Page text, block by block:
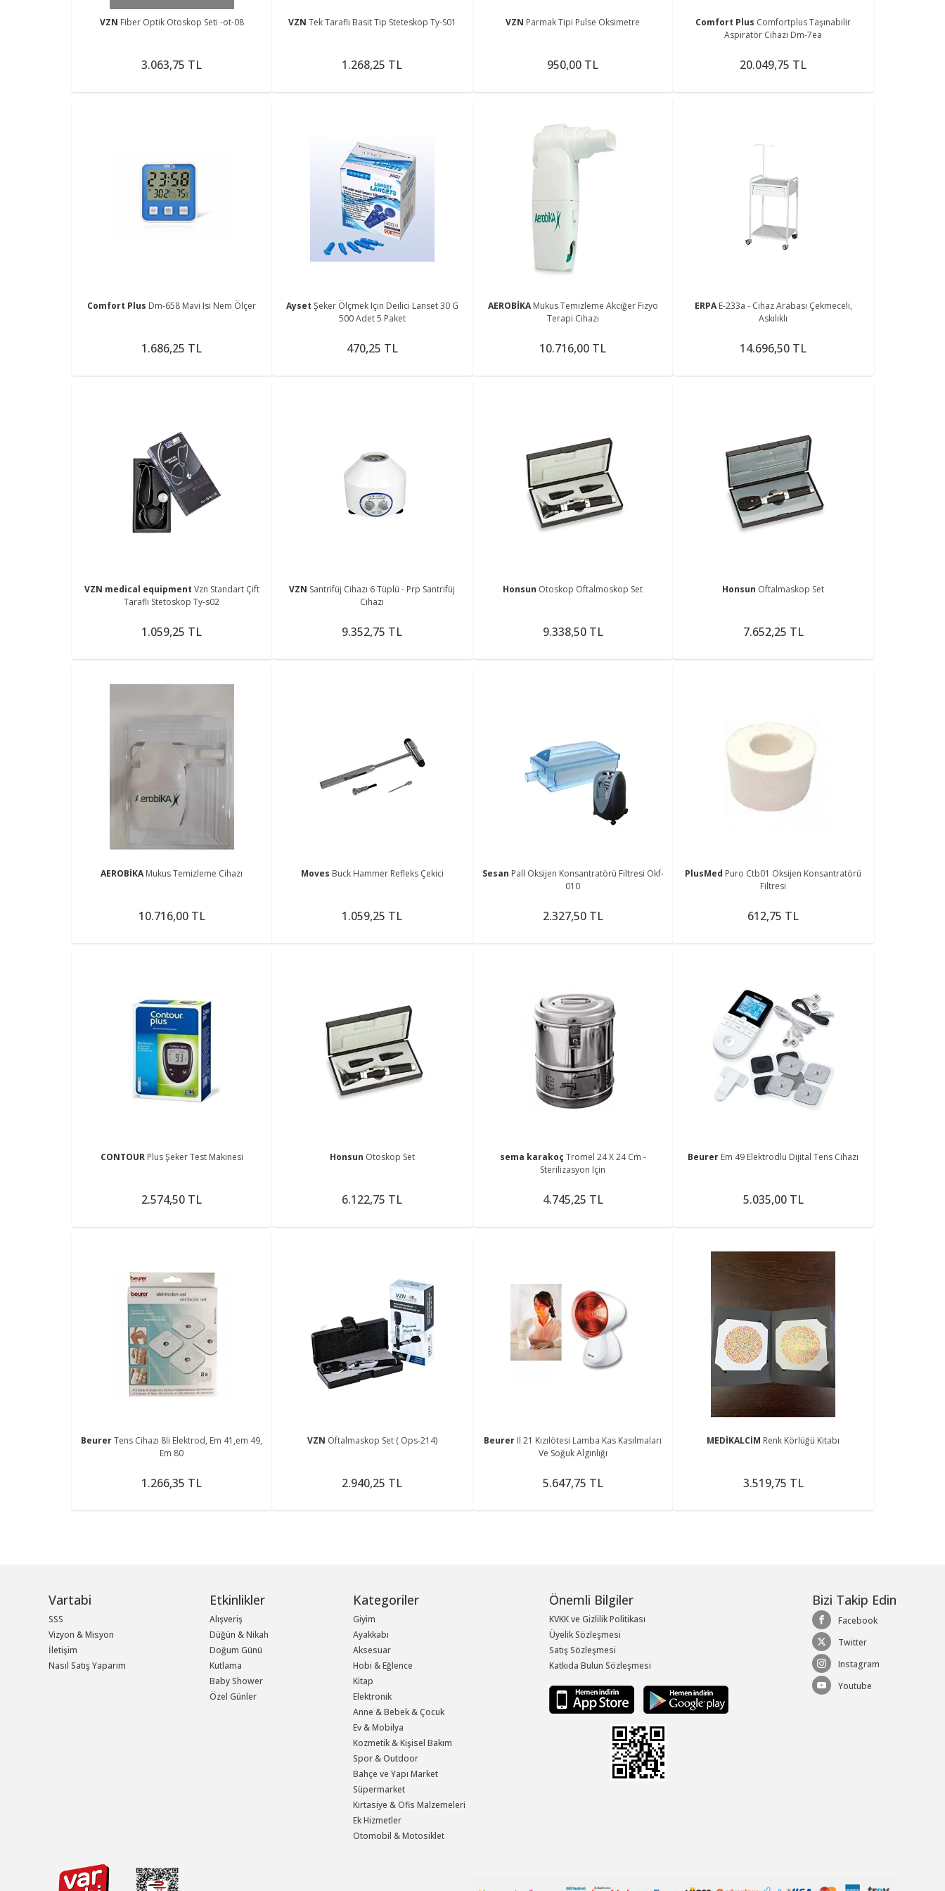
VZN Fiber Optik Otoskop Seti -ot-08
3.063,75 TL
VZN Tek Taraflı Basit Tip Steteskop Ty-S01
1.268,25 TL
VZN Parmak Tipi Pulse Oksimetre
950,00 TL
Comfort Plus Comfortplus Taşınabilir
Aspiratör Cihazı Dm-7ea
20.049,75 TL
Comfort Plus Dm-658 Mavi Isı Nem Ölçer
1.686,25 TL
Ayset Şeker Ölçmek Için Deilici Lanset 30 G
500 Adet 5 Paket
470,25 TL
AEROBİKAMukus Temizleme Akciğer Fizyo
Terapi Cihazı
10.716,00 TL
ERPAE-233a - Cihaz Arabası Çekmeceli,
Askılıklı
14.696,50 TL
VZN medical equipment Vzn Standart Çift
Taraflı Stetoskop Ty-s02
1.059,25 TL
VZN Santrifüj Cihazı 6 Tüplü - Prp Santrifüj
Cihazı
9.352,75 TL
Honsun Otoskop Oftalmoskop Set
9.338,50 TL
Honsun Oftalmaskop Set
7.652,25 TL
AEROBİKAMukus Temizleme Cihazı
10.716,00 TL
Moves Buck Hammer Refleks Çekici
1.059,25 TL
Sesan Pall Oksijen Konsantratörü Filtresi Okf-
010
2.327,50 TL
PlusMed Puro Ctb01 Oksijen Konsantratörü
Filtresi
612,75 TL
CONTOUR Plus Şeker Test Makinesi
2.574,50 TL
Honsun Otoskop Set
6.122,75 TL
sema karakoç Tromel 24 X 24 Cm -
Sterilizasyon Için
4.745,25 TL
Beurer Em 49 Elektrodlu Dijital Tens Cihazı
5.035,00 TL
BeurerTens Cihazı 8li Elektrod, Em 41,em 49,
Em 80
1.266,35 TL
VZN Oftalmaskop Set ( Ops-214)
2.940,25 TL
Beurer Il 21 Kızılötesi Lamba Kas Kasılmaları
Ve Soğuk Algınlığı
5.647,75 TL
MEDİKALCİM Renk Körlüğü Kitabı
3.519,75 TL
Vartabi
SSS
Vizyon & Misyon
İletişim
Nasıl Satış Yaparım
Etkinlikler
Alışveriş
Düğün & Nikah
Doğum Günü
Kutlama
Baby Shower
Özel Günler
Kategoriler
Giyim
Ayakkabı
Aksesuar
Hobi & Eğlence
Kitap
Elektronik
Anne & Bebek & Çocuk
Ev & Mobilya
Kozmetik & Kişisel Bakım
Spor & Outdoor
Bahçe ve Yapı Market
Süpermarket
Kırtasiye & Ofis Malzemeleri
Ek Hizmetler
Otomobil & Motosiklet
Önemli Bilgiler
KVKK ve Gizlilik Politikası
Üyelik Sözleşmesi
Satış Sözleşmesi
Katkıda Bulun Sözleşmesi
Bizi Takip Edin
Facebook
Twitter
Instagram
Youtube